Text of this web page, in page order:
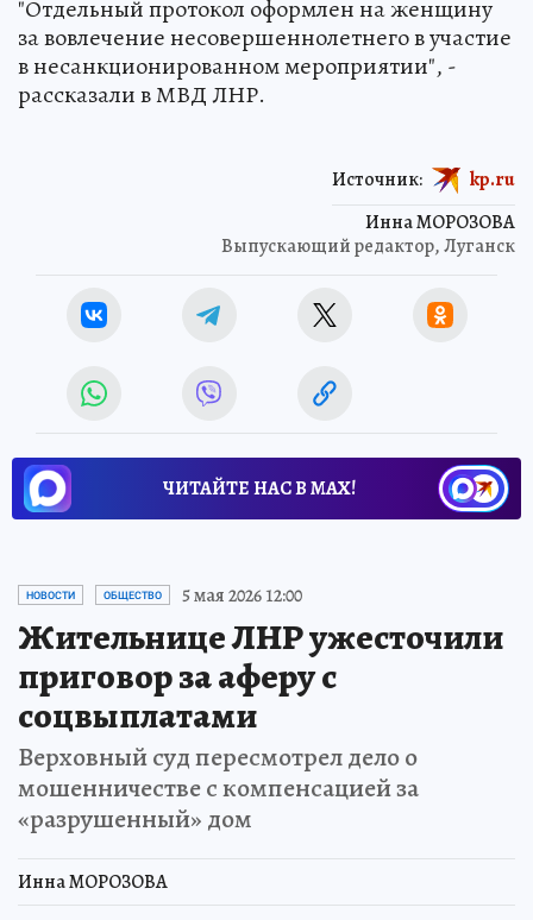
"Отдельный протокол оформлен на женщину
за вовлечение несовершеннолетнего в участие
в несанкционированном мероприятии", -
рассказали в МВД ЛНР.
Инна МОРОЗОВА
Выпускающий редактор, Луганск
Источник: kp.ru
ЧИТАЙТЕ НАС В МАХ!
НОВОСТИ ОБЩЕСТВО 5 мая 2026 12:00
Жительнице ЛНР ужесточили
приговор за аферу с
соцвыплатами
Верховный суд пересмотрел дело о
мошенничестве с компенсацией за
«разрушенный» дом
Инна МОРОЗОВА